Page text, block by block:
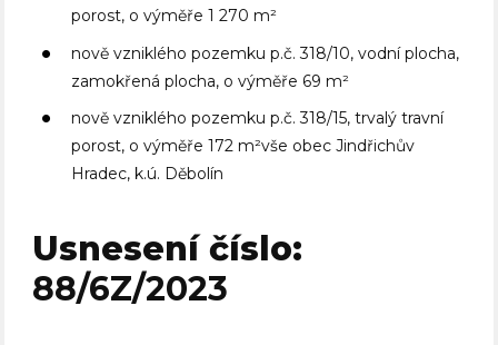
porost, o výměře 1 270 m²
nově vzniklého pozemku p.č. 318/10, vodní plocha,
zamokřená plocha, o výměře 69 m²
nově vzniklého pozemku p.č. 318/15, trvalý travní
porost, o výměře 172 m²vše obec Jindřichův
Hradec, k.ú. Děbolín
Usnesení číslo:
88/6Z/2023